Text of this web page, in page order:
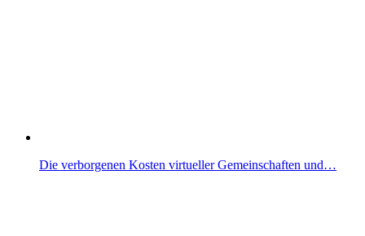
Die verborgenen Kosten virtueller Gemeinschaften und…